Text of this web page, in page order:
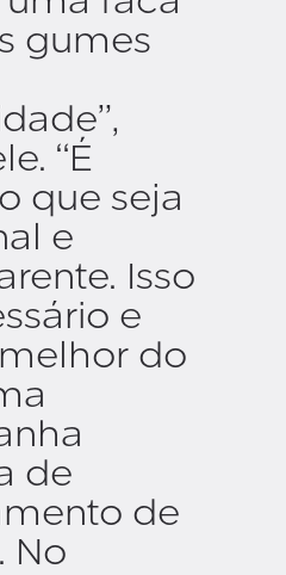
gumes
“É
que seja
e
Isso
e
do
de
de
No